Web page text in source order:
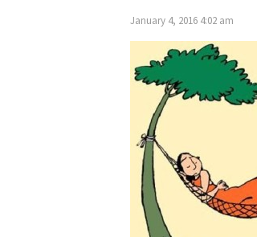
January 4, 2016 4:02 am